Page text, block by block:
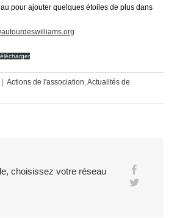
pour ajouter quelques étoiles de plus dans
Actions de l'association,Actualités de
choisissez votre réseau